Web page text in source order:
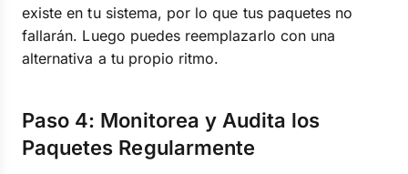
existe en tu sistema, por lo que tus paquetes no
fallarán. Luego puedes reemplazarlo con una
alternativa a tu propio ritmo.
Paso 4: Monitorea y Audita los
Paquetes Regularmente